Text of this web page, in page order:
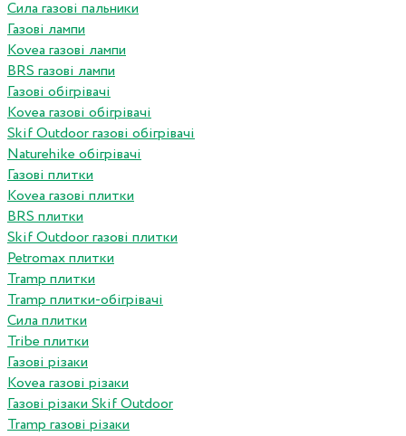
Сила газові пальники
Газові лампи
Kovea газові лампи
BRS газові лампи
Газові обігрівачі
Kovea газові обігрівачі
Skif Outdoor газові обігрівачі
Naturehike обігрівачі
Газові плитки
Kovea газові плитки
BRS плитки
Skif Outdoor газові плитки
Petromax плитки
Tramp плитки
Tramp плитки-обігрівачі
Сила плитки
Tribe плитки
Газові різаки
Kovea газові різаки
Газові різаки Skif Outdoor
Tramp газові різаки